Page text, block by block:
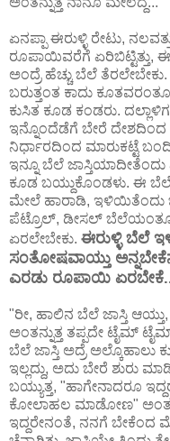
ಏನಪ್ಪಾ ಈರುಳ್ಳಿ ರೇಟು,
ರೂಪಾಯಿವರೆಗೆ ಏರಿಬಿಟ್ಟಿತ್ತು,
ಅಂದ್ರೆ ಹೆಚ್ಚು ಬೆಲೆ
ಬರುತ್ತಂತ ಕಾದು
ಕುಸಿತ ಕೂಡ ಕಂಡರು.
ಇನ್ನೊಂದೆಡೆಗೆ ಬೇರೆ
ನಿರ್ಧಾರದಿಂದ ಮಾರುಕಟ್ಟೆ
ಇನ್ನೂ ಬೆಲೆ ಜಾಸ್ತಿಯಾದೀತೆಂದು
ಕೂಡ ಬಯ್ದುಕೊಂಡಳು. ಈ ಬೆಲೆ
ಮೇಲೆ ಹಾರಾಡಿ, ಇಳಿಯಿತೆಂದು
ಪೆಟ್ರೊಲ್, ಡೀಸಲ್ ಬೆಲೆಯಂತೂ
ಏರಲೇಬೇಕು. ಈರುಳ್ಳಿ ಬೆಲೆ
ಸಂತೋಷವಾಯ್ತು
ಎರಡು ರೂಪಾಯಿ
"ರೀ, ಹಾಲಿನ ಬೆಲೆ ಜಾಸ್ತಿ
ಅಂತನ್ನುತ್ತ ತಪ್ಪದೇ ಟೈಮ್
ಬೆಲೆ ಜಾಸ್ತಿ ಅದ್ರೆ
ಇಲ್ಲದ್ದು, ಅದು ಬೇರೆ ಶುರು
ಬಯ್ಯುತ್ತ, "ಹಾಗೇನಾದರೂ
ಕೋಲಾಹಲ ಮಾಡೋಣ" ಅಂತ
ಇದ್ದರೇನಂತೆ, ನನಗೆ ಬೇಕೆಂದ